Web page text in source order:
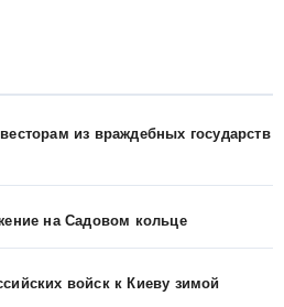
из враждебных государств
на Садовом кольце
войск к Киеву зимой